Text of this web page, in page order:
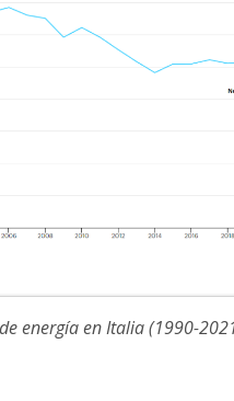
energía en Italia (1990-